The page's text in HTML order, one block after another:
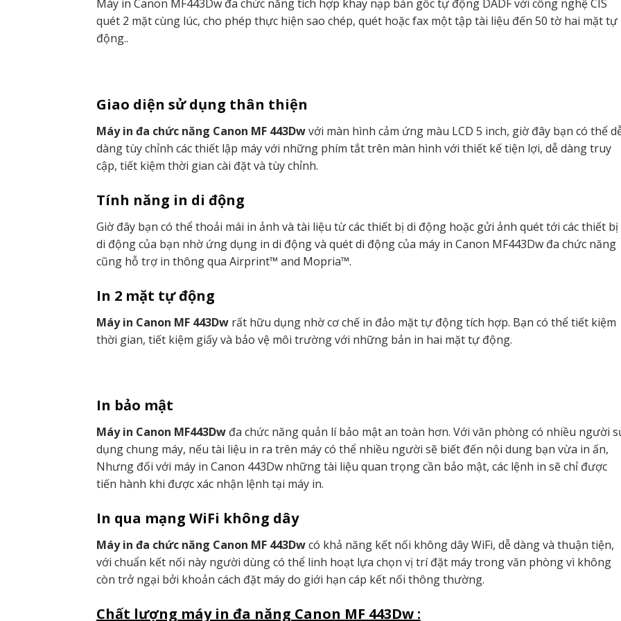
Máy in Canon MF443Dw đa chức năng tích hợp khay nạp bản gốc tự động DADF với công nghệ CIS
quét 2 mặt cùng lúc, cho phép thực hiện sao chép, quét hoặc fax một tập tài liệu đến 50 tờ hai mặt tự
động..
Giao diện sử dụng thân thiện
Máy in đa chức năng Canon MF 443Dwvới màn hình cảm ứng màu LCD 5 inch, giờ đây bạn có thể
dàng tùy chỉnh các thiết lập máy với những phím tắt trên màn hình với thiết kế tiện lợi, dễ dàng truy
cập, tiết kiệm thời gian cài đặt và tùy chỉnh.
Tính năng in di động
Giờ đây bạn có thể thoải mái in ảnh và tài liệu từ các thiết bị di động hoặc gửi ảnh quét tới các thiết bị
di động của bạn nhờ ứng dụng in di động và quét di động của máy in Canon MF443Dw đa chức năng
cũng hỗ trợ in thông qua Airprint™ and Mopria™.
In 2 mặt tự động
Máy in Canon MF 443Dw rất hữu dụng nhờ cơ chế in đảo mặt tự động tích hợp. Bạn có thể tiết kiệm
thời gian, tiết kiệm giấy và bảo vệ môi trường với những bản in hai mặt tự động.
In bảo mật
Máy in Canon MF443Dwđa chức năng quản lí bảo mật an toàn hơn. Với văn phòng có nhiều người
dụng chung máy, nếu tài liệu in ra trên máy có thể nhiều người sẽ biết đến nội dung bạn vừa in ấn,
Nhưng đối với máy in Canon 443Dw những tài liệu quan trọng cần bảo mật, các lệnh in sẽ chỉ được
tiến hành khi được xác nhận lệnh tại máy in.
In qua mạng WiFi không dây
Máy in đa chức năng Canon MF 443Dwcó khả năng kết nối không dây WiFi, dễ dàng và thuận tiện,
với chuẩn kết nối này người dùng có thể linh hoạt lựa chọn vị trí đặt máy trong văn phòng vì không
còn trở ngại bởi khoản cách đặt máy do giới hạn cáp kết nối thông thường.
Chất lượng máy in đa năng Canon MF 443Dw :